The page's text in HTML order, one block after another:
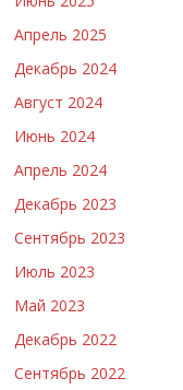
Апрель 2025
Декабрь 2024
Август 2024
Июнь 2024
Апрель 2024
Декабрь 2023
Сентябрь 2023
Июль 2023
Май 2023
Декабрь 2022
Сентябрь 2022